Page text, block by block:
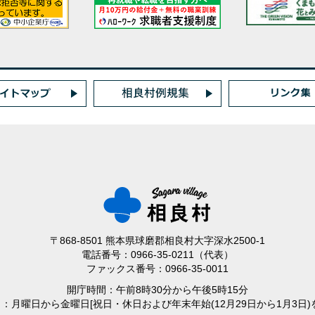
〒868-8501 熊本県球磨郡相良村大字深水2500-1
電話番号：0966-35-0211（代表）
ファックス番号：0966-35-0011
開庁時間：午前8時30分から午後5時15分
月曜日から金曜日 [祝日・休日および年末年始(12月29日から1月3日)